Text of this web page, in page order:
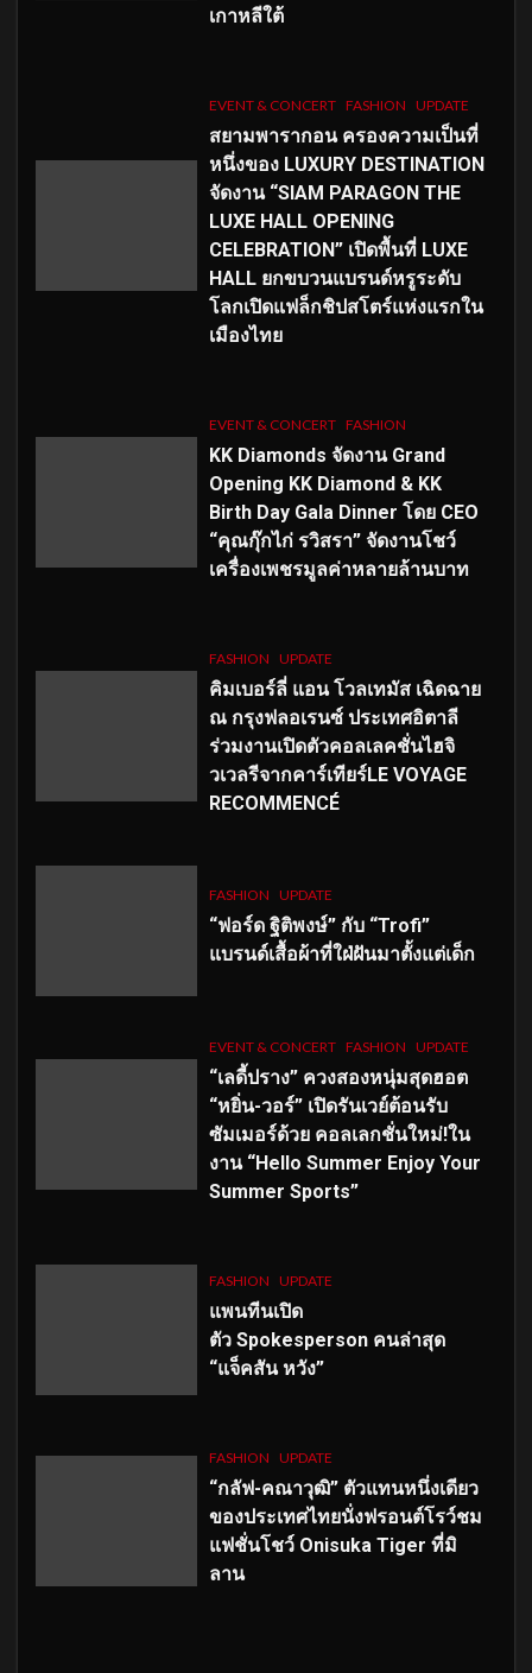
เกาหลีใต้
EVENT & CONCERT FASHION UPDATE
สยามพารากอน ครองความเป็นที่
หนึ่งของ LUXURY DESTINATION
จัดงาน “SIAM PARAGON THE
LUXE HALL OPENING
CELEBRATION” เปิดพื้นที่ LUXE
HALL ยกขบวนแบรนด์หรูระดับ
โลกเปิดแฟล็กชิปสโตร์แห่งแรกใน
เมืองไทย
EVENT & CONCERT FASHION
KK Diamonds จัดงาน Grand
Opening KK Diamond & KK
Birth Day Gala Dinner โดย CEO
“คุณกุ๊กไก่ รวิสรา” จัดงานโชว์
เครื่องเพชรมูลค่าหลายล้านบาท
FASHION UPDATE
คิมเบอร์ลี่ แอน โวลเทมัส เฉิดฉาย
ณ กรุงฟลอเรนซ์ ประเทศอิตาลี
ร่วมงานเปิดตัวคอลเลคชั่นไฮจิ
วเวลรีจากคาร์เทียร์LE VOYAGE
RECOMMENCÉ
FASHION UPDATE
“ฟอร์ด ฐิติพงษ์” กับ “Trofi”
แบรนด์เสื้อผ้าที่ใฝ่ฝันมาตั้งแต่เด็ก
EVENT & CONCERT FASHION UPDATE
“เลดี้ปราง” ควงสองหนุ่มสุดฮอต
“หยิ่น-วอร์” เปิดรันเวย์ต้อนรับ
ซัมเมอร์ด้วย คอลเลกชั่นใหม่!ใน
งาน “Hello Summer Enjoy Your
Summer Sports”
FASHION UPDATE
แพนทีนเปิด
ตัว Spokesperson คนล่าสุด
“แจ็คสัน หวัง”
FASHION UPDATE
“กลัฟ-คณาวุฒิ” ตัวแทนหนึ่งเดียว
ของประเทศไทยนั่งฟรอนต์โรว์ชม
แฟชั่นโชว์ Onisuka Tiger ที่มิ
ลาน